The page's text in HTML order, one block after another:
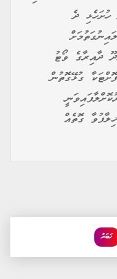
ދެ
ދާއިރާގެ ވޯޓު
ގުޅޭގޮތުން
ގޮތެއް
ޚަބަރު